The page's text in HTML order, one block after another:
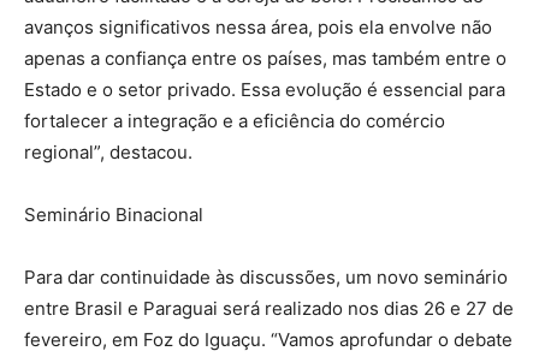
avanços significativos nessa área, pois ela envolve não
apenas a confiança entre os países, mas também entre o
Estado e o setor privado. Essa evolução é essencial para
fortalecer a integração e a eficiência do comércio
regional”, destacou.
Seminário Binacional
Para dar continuidade às discussões, um novo seminário
entre Brasil e Paraguai será realizado nos dias 26 e 27 de
fevereiro, em Foz do Iguaçu. “Vamos aprofundar o debate